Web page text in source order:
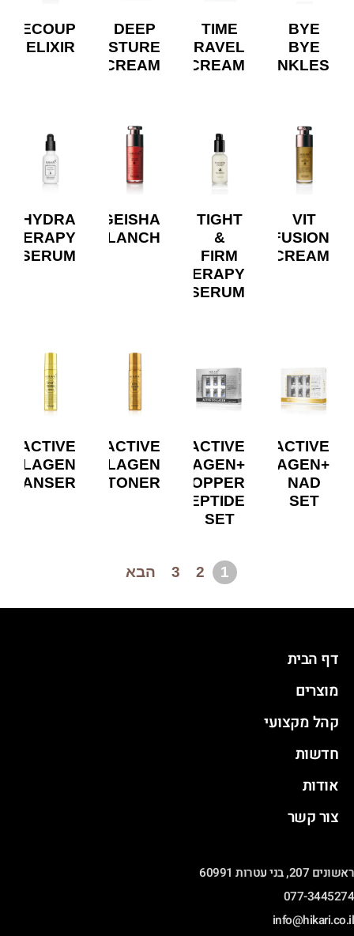
BYE
BYE
WRINKLES
TIME
TRAVEL
CREAM
DEEP
MOISTURE
CREAM
RECOUP
ELIXIR
VIT
INFUSION
CREAM
TIGHT
&
FIRM
THERAPY
SERUM
GEISHA
BLANCH
HYDRA
THERAPY
SERUM
ACTIVE
COLLAGEN+
NAD
SET
ACTIVE
COLLAGEN+
COPPER
PEPTIDE
SET
ACTIVE
COLLAGEN
TONER
ACTIVE
1
2
3 הבא
דף הבית
מוצרים
קהל מקצועי
חדשות
אודות
צור קשר
207, בני עטרות 60991
077-